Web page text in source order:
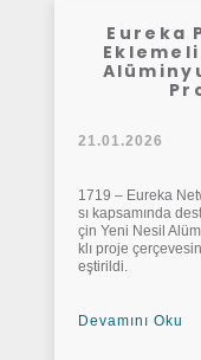
Eureka
21.01.2026
1719 – Eureka
sı kapsamında
çin Yeni Nesil
klı proje
eştirildi.
Devamını Oku